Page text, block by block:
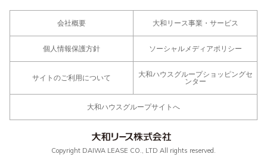
会社概要 大和リース事業・サービス
個人情報保護方針 ソーシャルメディアポリシー
サイトのご利用について
大和ハウスグループショッピングセ
ンター
大和ハウスグループサイトへ
Copyright DAIWA LEASE CO., LTD All rights reserved.